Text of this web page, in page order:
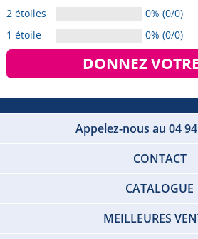
2 étoiles
0% (0/0)
1 étoile
0% (0/0)
DONNEZ
Appelez-nous au 04
CONTACT
CATALOGUE
MEILLEURES